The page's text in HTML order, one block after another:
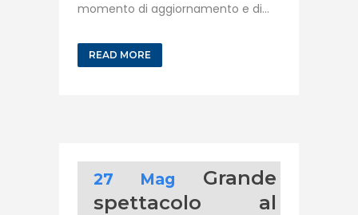
momento di aggiornamento e di...
READ MORE
27 Mag
Grande
spettacolo al